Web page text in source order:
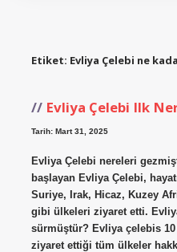
Etiket: Evliya Çelebi ne
Evliya Çelebi Ilk
Tarih: Mart 31, 2025
Evliya Çelebi nereleri
başlayan Evliya Çelebi,
Suriye, Irak, Hicaz, Kuzey
gibi ülkeleri ziyaret etti.
sürmüştür? Evliya çelebis
ziyaret ettiği tüm ülkeler